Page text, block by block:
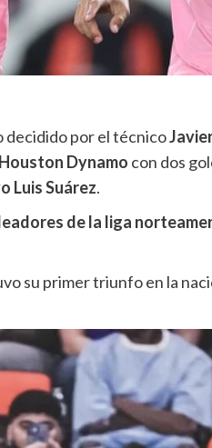
decidido por el técnico
Houston Dynamo con dos
Luis Suárez.
de la liga
su primer triunfo en la